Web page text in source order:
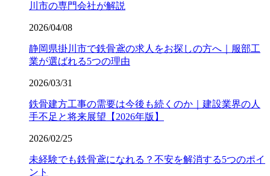
川市の専門会社が解説
2026/04/08
静岡県掛川市で鉄骨鳶の求人をお探しの方へ｜服部工
業が選ばれる5つの理由
2026/03/31
鉄骨建方工事の需要は今後も続くのか｜建設業界の人
手不足と将来展望【2026年版】
2026/02/25
未経験でも鉄骨鳶になれる？不安を解消する5つのポイ
ント